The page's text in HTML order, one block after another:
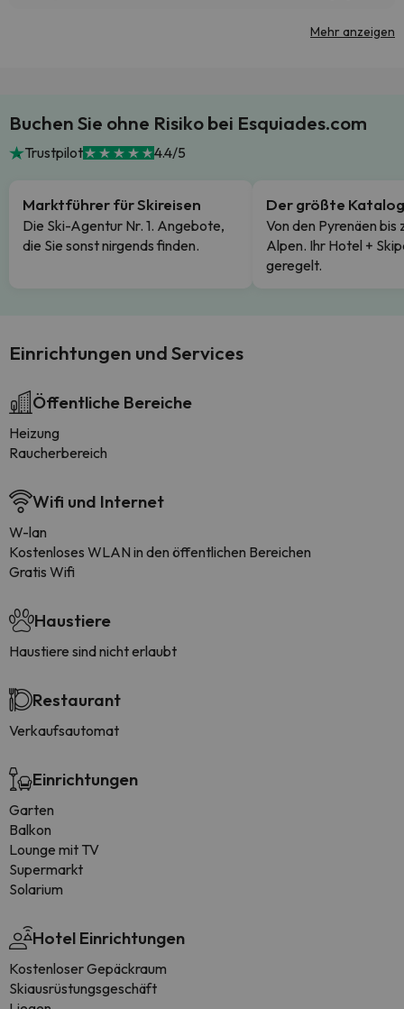
Mehr anzeigen
Buchen Sie ohne Risiko bei Esquiades.com
Trustpilot 4.4/5
Marktführer für Skireisen
Die Ski-Agentur Nr. 1. Angebote,
die Sie sonst nirgends finden.
Der größte Katalog
Von den Pyrenäen bis
Alpen. Ihr Hotel +
geregelt.
Einrichtungen und Services
Öffentliche Bereiche
Heizung
Raucherbereich
Wifi und Internet
W-lan
Kostenloses WLAN in den öffentlichen Bereichen
Gratis Wifi
Haustiere
Haustiere sind nicht erlaubt
Restaurant
Verkaufsautomat
Einrichtungen
Garten
Balkon
Lounge mit TV
Supermarkt
Solarium
Hotel Einrichtungen
Kostenloser Gepäckraum
Skiausrüstungsgeschäft